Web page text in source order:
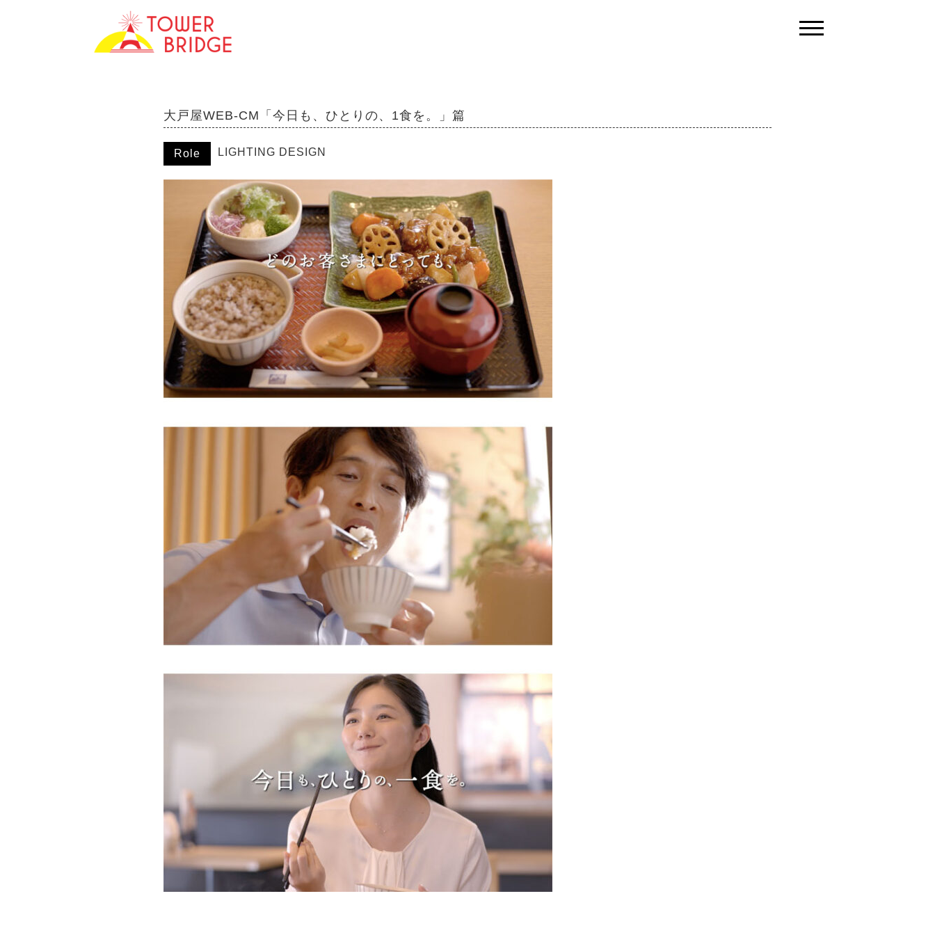
大戸屋WEB-CM「今日も、ひとりの、1食を。」篇
Role LIGHTING DESIGN